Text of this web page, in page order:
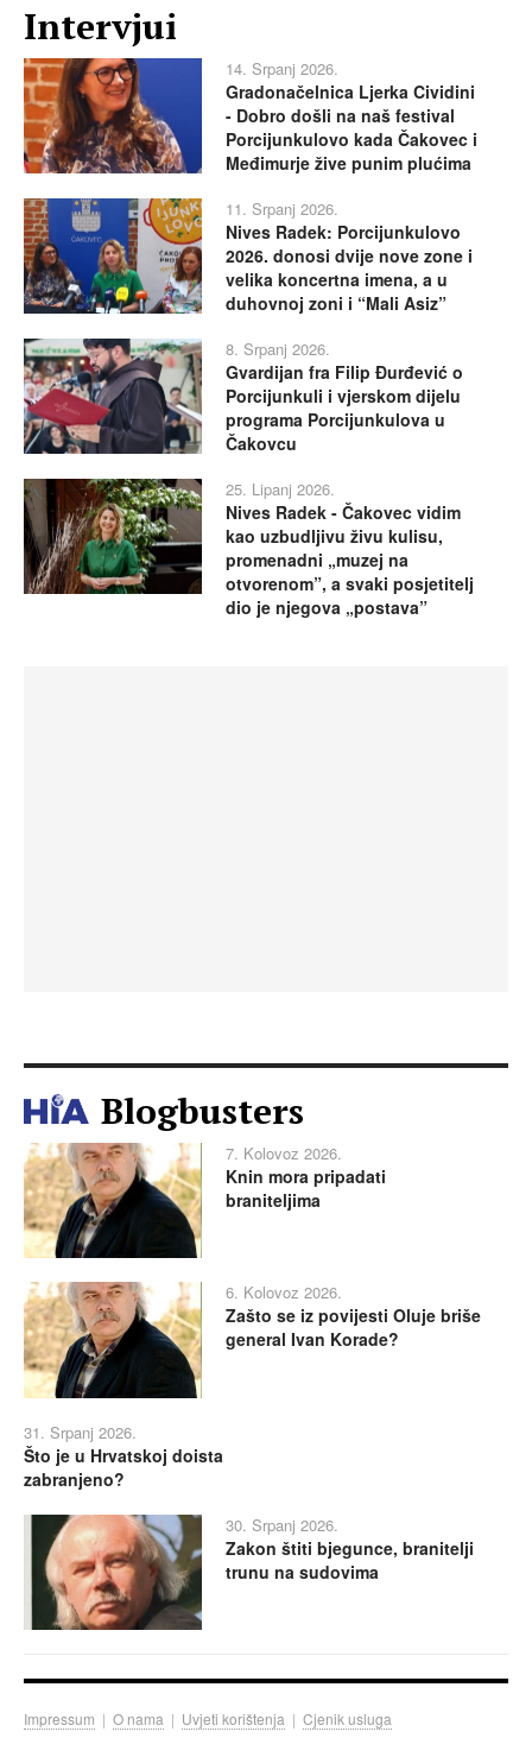
Intervjui
14. Srpanj 2026.
Gradonačelnica Ljerka Cividini
- Dobro došli na naš festival
Porcijunkulovo kada Čakovec i
Međimurje žive punim plućima
11. Srpanj 2026.
Nives Radek: Porcijunkulovo
2026. donosi dvije nove zone i
velika koncertna imena, a u
duhovnoj zoni i “Mali Asiz”
8. Srpanj 2026.
Gvardijan fra Filip Đurđević o
Porcijunkuli i vjerskom dijelu
programa Porcijunkulova u
Čakovcu
25. Lipanj 2026.
Nives Radek - Čakovec vidim
kao uzbudljivu živu kulisu,
promenadni „muzej na
otvorenom”, a svaki posjetitelj
dio je njegova „postava”
Blogbusters
7. Kolovoz 2026.
Knin mora pripadati
braniteljima
6. Kolovoz 2026.
Zašto se iz povijesti Oluje briše
general Ivan Korade?
31. Srpanj 2026.
Što je u Hrvatskoj doista
zabranjeno?
30. Srpanj 2026.
Zakon štiti bjegunce, branitelji
trunu na sudovima
Impressum | O nama | Uvjeti korištenja | Cjenik usluga